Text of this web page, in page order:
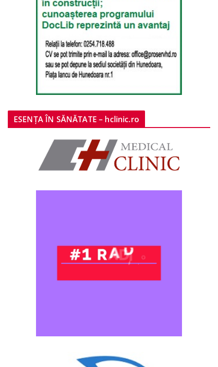
ESENȚA ÎN SĂNĂTATE – hclinic.ro